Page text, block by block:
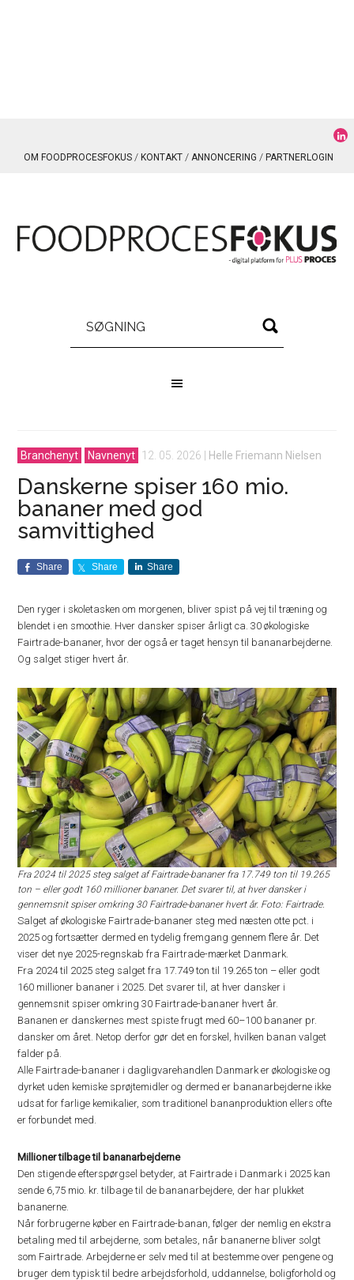
OM FOODPROCESFOKUS KONTAKT ANNONCERING PARTNERLOGIN
Branchenyt Navnenyt 12. 05. 2026 Helle Friemann Nielsen
Danskerne spiser 160 mio.
bananer med god
samvittighed
Share Share Share
Den ryger i skoletasken om morgenen, bliver spist på vej til træning og
blendet i en smoothie. Hver dansker spiser årligt ca. 30 økologiske
Fairtrade-bananer, hvor der også er taget hensyn til bananarbejderne.
Og salget stiger hvert år.
Fra 2024 til 2025 steg salget af Fairtrade-bananer fra 17.749 ton til 19.265
ton – eller godt 160 millioner bananer. Det svarer til, at hver dansker i
gennemsnit spiser omkring 30 Fairtrade-bananer hvert år. Foto: Fairtrade.
Salget af økologiske Fairtrade-bananer steg med næsten otte pct. i
2025 og fortsætter dermed en tydelig fremgang gennem flere år. Det
viser det nye 2025-regnskab fra Fairtrade-mærket Danmark.
Fra 2024 til 2025 steg salget fra 17.749 ton til 19.265 ton – eller godt
160 millioner bananer i 2025. Det svarer til, at hver dansker i
gennemsnit spiser omkring 30 Fairtrade-bananer hvert år.
Bananen er danskernes mest spiste frugt med 60–100 bananer pr.
dansker om året. Netop derfor gør det en forskel, hvilken banan valget
falder på.
Alle Fairtrade-bananer i dagligvarehandlen Danmark er økologiske og
dyrket uden kemiske sprøjtemidler og dermed er bananarbejderne ikke
udsat for farlige kemikalier, som traditionel bananproduktion ellers ofte
er forbundet med.
Millioner tilbage til bananarbejderne
Den stigende efterspørgsel betyder, at Fairtrade i Danmark i 2025 kan
sende 6,75 mio. kr. tilbage til de bananarbejdere, der har plukket
bananerne.
Når forbrugerne køber en Fairtrade-banan, følger der nemlig en ekstra
betaling med til arbejderne, som betales, når bananerne bliver solgt
som Fairtrade. Arbejderne er selv med til at bestemme over pengene og
bruger dem typisk til bedre arbejdsforhold, uddannelse, boligforhold og